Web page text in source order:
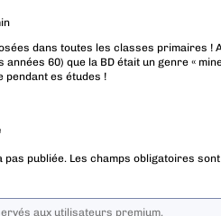
dans toutes les classes primaires !
60) que la BD était un genre «
pendant es études !
pas publiée. Les champs obligatoires